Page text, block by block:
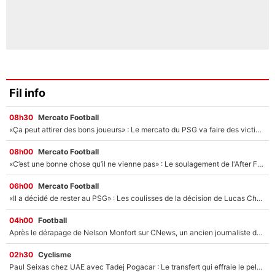
Fil info
08h30 Mercato Football
«Ça peut attirer des bons joueurs» : Le mercato du PSG va faire des victimes dans l'effectif de Luis Enrique ?
08h00 Mercato Football
«C’est une bonne chose qu’il ne vienne pas» : Le soulagement de l'After Foot après le transfert avorté de Yan Diomandé au PSG
06h00 Mercato Football
«Il a décidé de rester au PSG» : Les coulisses de la décision de Lucas Chevalier pour son transfert
04h00 Football
Après le dérapage de Nelson Monfort sur CNews, un ancien journaliste de France Télévisions relance la polémique sur les incendies en Gironde
02h30 Cyclisme
Paul Seixas chez UAE avec Tadej Pogacar : Le transfert qui effraie le peloton, «c’est la pire des choses qui puisse arriver»